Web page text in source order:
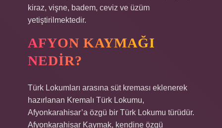
kiraz, vişne, badem, ceviz ve üzüm
yetiştirilmektedir.
AFYON KAYMAĞI
NEDIR?
Türk Lokumları arasına süt kreması eklenerek
hazırlanan Kremalı Türk Lokumu,
Afyonkarahisar’a özgü bir Türk Lokumu türüdür.
Afyonkarahisar Kaymak, kendine özgü